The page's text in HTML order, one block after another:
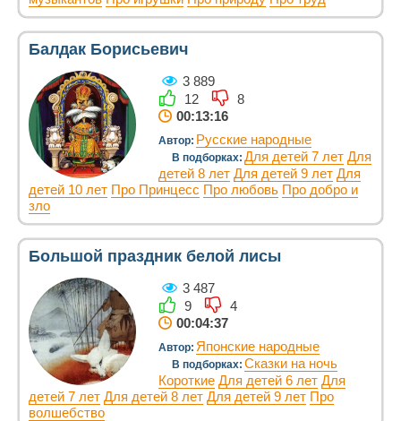
Балдак Борисьевич
3 889
12
8
00:13:16
Автор: Русские народные
В подборках: Для детей 7 лет Для
детей 8 лет Для детей 9 лет Для
детей 10 лет Про Принцесс Про любовь Про добро и
зло
Большой праздник белой лисы
3 487
9
4
00:04:37
Автор: Японские народные
В подборках: Сказки на ночь
Короткие Для детей 6 лет Для
детей 7 лет Для детей 8 лет Для детей 9 лет Про
волшебство